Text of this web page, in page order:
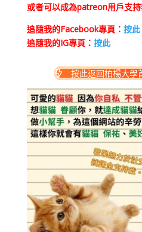
或者可以成為patreon用戶支持
追隨我的Facebook專頁： 按此
追隨我的IG專頁： 按此
按此返回柏楊大學